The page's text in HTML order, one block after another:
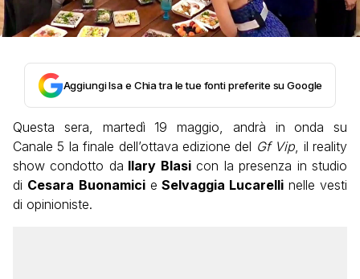
Aggiungi Isa e Chia tra le tue fonti preferite su Google
Questa sera, martedì 19 maggio, andrà in onda su
Canale 5 la finale dell’ottava edizione del Gf Vip, il reality
show condotto da Ilary Blasicon la presenza in studio
di Cesara BuonamicieSelvaggia Lucarelli nelle vesti
di opinioniste.